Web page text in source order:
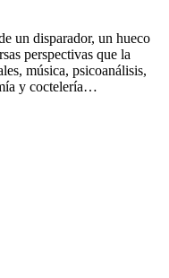
un disparador, un hueco
perspectivas que la
música, psicoanálisis,
y coctelería…